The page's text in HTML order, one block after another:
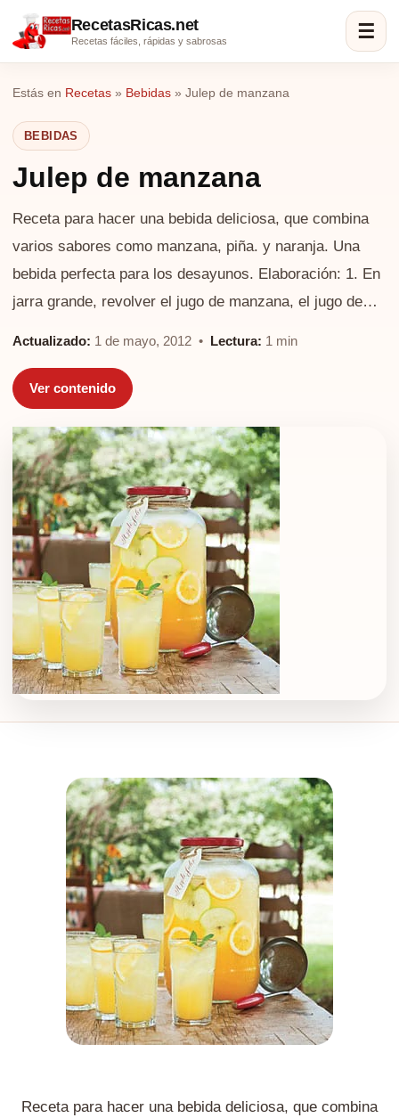
RecetasRicas.net
Recetas fáciles, rápidas y sabrosas ☰
Estás en Recetas » Bebidas » Julep de manzana
BEBIDAS
Julep de manzana
Receta para hacer una bebida deliciosa, que combina
varios sabores como manzana, piña. y naranja. Una
bebida perfecta para los desayunos. Elaboración: 1. En
jarra grande, revolver el jugo de manzana, el jugo de…
Actualizado: 1 de mayo, 2012 • Lectura: 1 min
Ver contenido
Receta para hacer una bebida deliciosa, que combina